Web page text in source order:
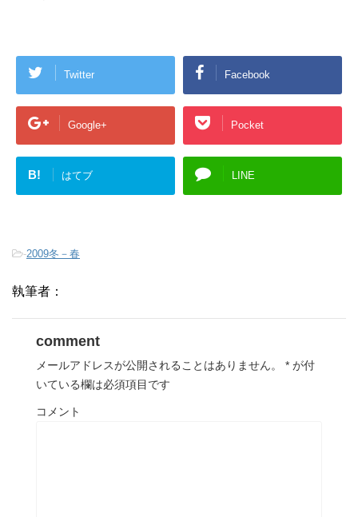
Twitter Facebook
Google+ Pocket
B! はてブ LINE
-2009冬－春
執筆者：
comment
メールアドレスが公開されることはありません。 * が付
いている欄は必須項目です
コメント